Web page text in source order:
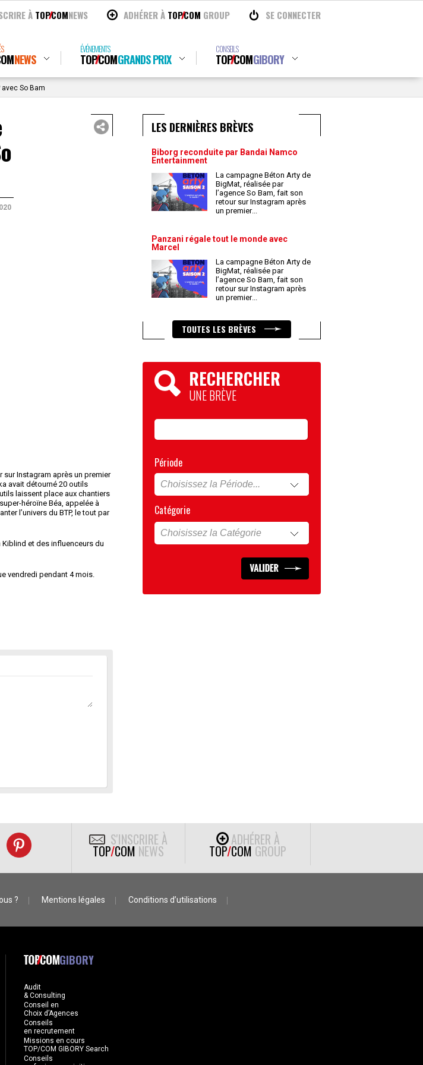
À TOPCOMNEWS ADHÉRER À TOPCOM GROUP SE CONNECTER
NEWS
ÉVÉNEMENTS
TOPCOMGRANDS PRIX
CONSEILS
TOPCOMGIBORY
So Bam
sur Instagram après un premier
avait détourné 20 outils
laissent place aux chantiers
héroïne Béa, appelée à
l’univers du BTP, le tout par
et des influenceurs du
vendredi pendant 4 mois.
LES DERNIÈRES BRÈVES
Biborg reconduite par Bandai Namco
Entertainment
La campagne Béton Arty de
BigMat, réalisée par
l’agence So Bam, fait son
retour sur Instagram après
un premier...
Panzani régale tout le monde avec
Marcel
La campagne Béton Arty de
BigMat, réalisée par
l’agence So Bam, fait son
retour sur Instagram après
un premier...
TOUTES LES BRÈVES
RECHERCHER
UNE BRÈVE
Période
Catégorie
S'INSCRIRE À
TOP/COM NEWS
ADHÉRER À
TOP/COM GROUP
? Mentions légales Conditions d’utilisations
GIBORY
Audit
& Consulting
Conseil en
Choix d’Agences
Conseils
en recrutement
Missions en cours
TOP/COM GIBORY Search
Conseils